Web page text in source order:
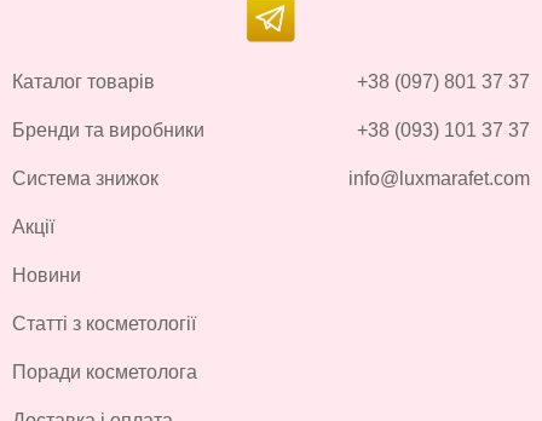
Каталог товарів
Бренди та виробники
Система знижок
Акції
Новини
Статті з косметології
Поради косметолога
+38 (097) 801 37 37
+38 (093) 101 37 37
info@luxmarafet.com